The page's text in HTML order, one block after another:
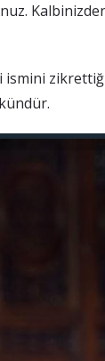
ismini